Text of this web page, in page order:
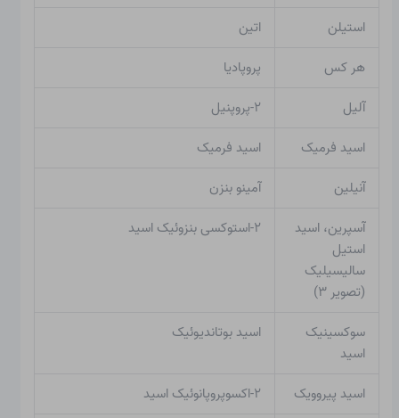
استیلن
اتین
هر کس
پروپادیا
آلیل
۲-پروپنیل
اسید فرمیک
اسید فرمیک
آنیلین
آمینو بنزن
آسپرین، اسید
استیل
سالیسیلیک
(تصویر ۳)
۲-استوکسی بنزوئیک اسید
سوکسینیک
اسید
اسید بوتاندیوئیک
اسید پیروویک ۲-اکسوپروپانوئیک اسید